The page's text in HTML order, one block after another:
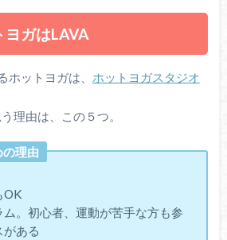
ヨガはLAVA
ホットヨガは、 ホットヨガスタジオ
理由は、この５つ。
理由
OK
ム。初心者、運動が苦手な方も参
がある